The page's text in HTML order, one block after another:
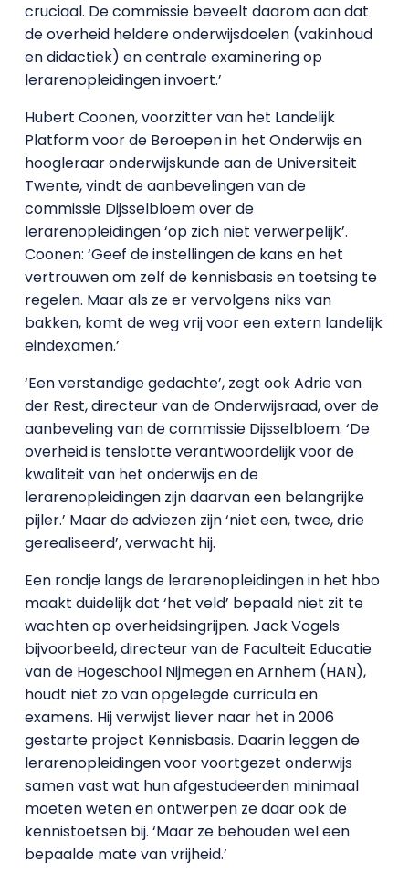
cruciaal. De commissie beveelt daarom aan dat
de overheid heldere onderwijsdoelen (vakinhoud
en didactiek) en centrale examinering op
lerarenopleidingen invoert.’
Hubert Coonen, voorzitter van het Landelijk
Platform voor de Beroepen in het Onderwijs en
hoogleraar onderwijskunde aan de Universiteit
Twente, vindt de aanbevelingen van de
commissie Dijsselbloem over de
lerarenopleidingen ‘op zich niet verwerpelijk’.
Coonen: ‘Geef de instellingende kans en het
vertrouwen om zelf de kennisbasis en toetsing te
regelen. Maar als ze er vervolgens niks van
bakken, komt de weg vrij voor een extern landelijk
eindexamen.’
‘Een verstandige gedachte’, zegt ook Adrie van
der Rest, directeur van de Onderwijsraad, over de
aanbeveling van de commissie Dijsselbloem. ‘De
overheid is tenslotte verantwoordelijk voor de
kwaliteit van het onderwijs en de
lerarenopleidingen zijn daarvan een belangrijke
pijler.’ Maar de adviezen zijn ‘niet een, twee, drie
gerealiseerd’, verwacht hij.
Een rondje langs de lerarenopleidingen in het hbo
maakt duidelijk dat ‘het veld’ bepaald niet zit te
wachten op overheidsingrijpen. Jack Vogels
bijvoorbeeld, directeur van de Faculteit Educatie
van de Hogeschool Nijmegen en Arnhem (HAN),
houdt niet zo van opgelegde curricula en
examens. Hij verwijst liever naar het in 2006
gestarte project Kennisbasis. Daarin leggen de
lerarenopleidingen voor voortgezet onderwijs
samen vast wat hun afgestudeerden minimaal
moeten weten en ontwerpen ze daar ook de
kennistoetsen bij. ‘Maar ze behouden wel een
bepaalde mate van vrijheid.’